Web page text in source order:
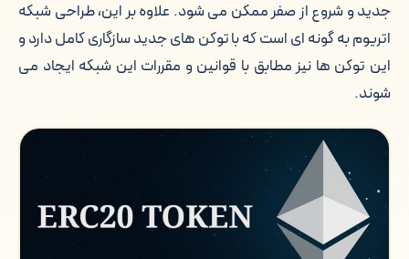
جدید و شروع از صفر ممکن می شود. علاوه بر این، طراحی شبکه
اتریوم به گونه ای است که با توکن های جدید سازگاری کامل دارد و
این توکن ها نیز مطابق با قوانین و مقررات این شبکه ایجاد می
شوند.